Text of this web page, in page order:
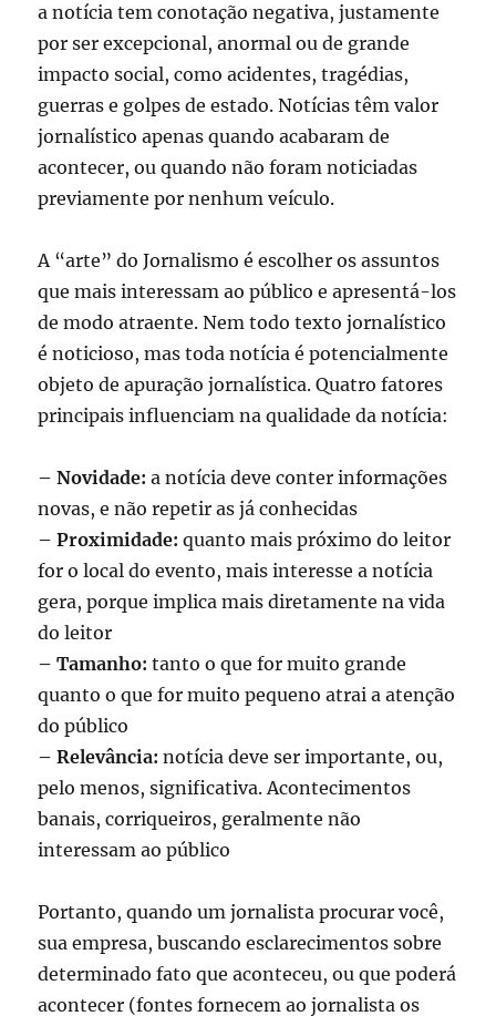
a notícia tem conotação negativa, justamente
por ser excepcional, anormal ou de grande
impacto social, como acidentes, tragédias,
guerras e golpes de estado. Notícias têm valor
jornalístico apenas quando acabaram de
acontecer, ou quando não foram noticiadas
previamente por nenhum veículo.
A “arte” do Jornalismo é escolher os assuntos
que mais interessam ao público e apresentá-los
de modo atraente. Nem todo texto jornalístico
é noticioso, mas toda notícia é potencialmente
objeto de apuração jornalística. Quatro fatores
principais influenciam na qualidade da notícia:
– Novidade: a notícia deve conter informações
novas, e não repetir as já conhecidas
– Proximidade: quanto mais próximo do leitor
for o local do evento, mais interesse a notícia
gera, porque implica mais diretamente na vida
do leitor
– Tamanho: tanto o que for muito grande
quanto o que for muito pequeno atrai a atenção
do público
– Relevância: notícia deve ser importante, ou,
pelo menos, significativa. Acontecimentos
banais, corriqueiros, geralmente não
interessam ao público
Portanto, quando um jornalista procurar você,
sua empresa, buscando esclarecimentos sobre
determinado fato que aconteceu, ou que poderá
acontecer (fontes fornecem ao jornalista os